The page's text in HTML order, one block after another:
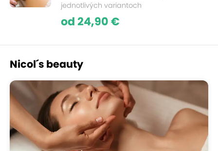
jednotlivých variantoch
od 24,90 €
Nicol´s beauty